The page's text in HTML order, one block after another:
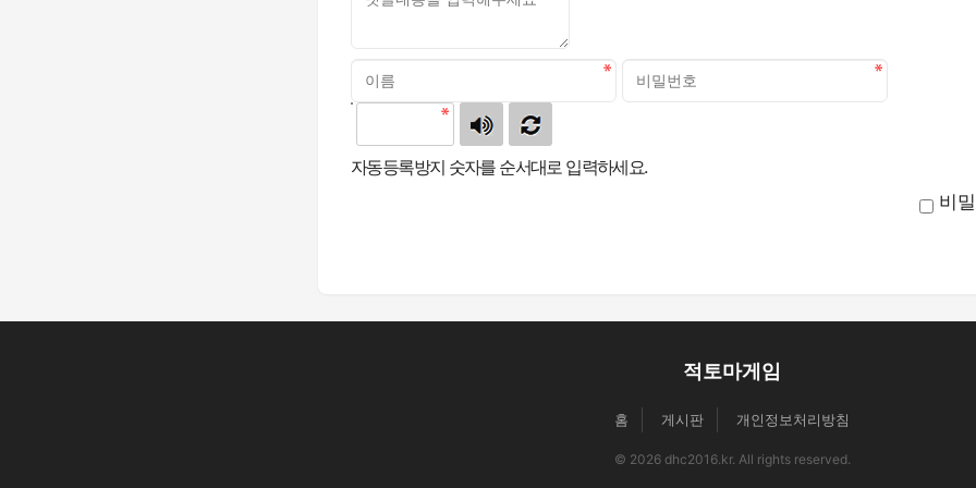
자동등록방지 숫자를 순서대로 입력하세요.
비
적토마게임
홈 게시판 개인정보처리방침
© 2026 dhc2016.kr. All rights reserved.